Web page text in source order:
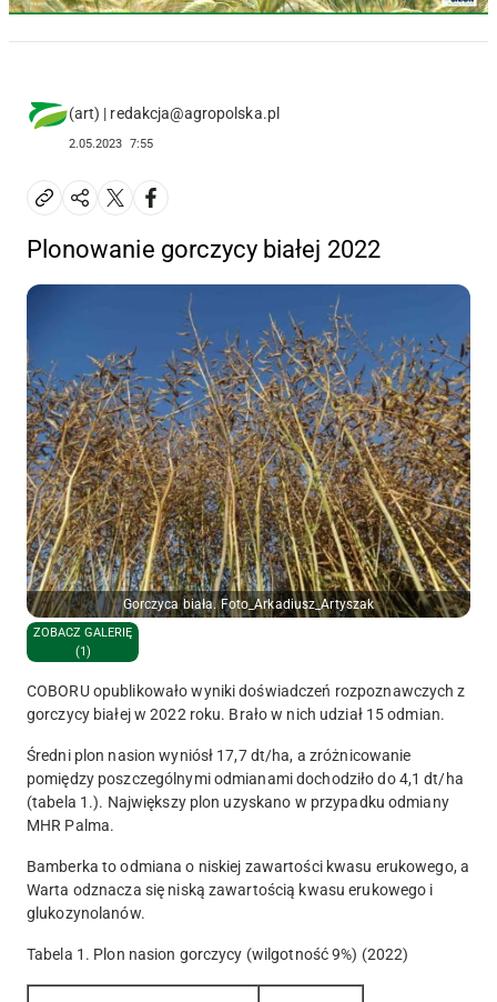
(art) | redakcja@agropolska.pl
2.05.2023 7:55
Plonowanie gorczycy białej 2022
Gorczyca biała. Foto_Arkadiusz_Artyszak
ZOBACZ GALERIĘ
(1)
COBORU opublikowało wyniki doświadczeń rozpoznawczych z
gorczycy białej w 2022 roku. Brało w nich udział 15 odmian.
Średni plon nasion wyniósł 17,7 dt/ha, a zróżnicowanie
pomiędzy poszczególnymi odmianami dochodziło do 4,1 dt/ha
(tabela 1.). Największy plon uzyskano w przypadku odmiany
MHR Palma.
Bamberka to odmiana o niskiej zawartości kwasu erukowego, a
Warta odznacza się niską zawartością kwasu erukowego i
glukozynolanów.
Tabela 1. Plon nasion gorczycy (wilgotność 9%) (2022)